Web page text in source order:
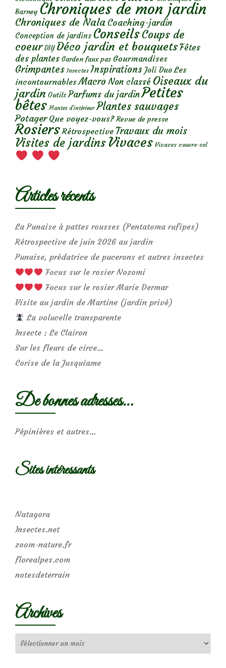
Barney Chroniques de mon jardin
Chroniques de Nala Coaching-jardin
Conception de jardins ConseilsCoups de
coeur DIY Déco jardin et bouquetsFêtes
des plantes Garden faux pas Gourmandises
Grimpantes Insectes Inspirations Joli Duo Les
incontournables Macro Non classé Oiseaux du
jardin Outils Parfums du jardinPetites
bêtes Plantes d’intérieur Plantes sauvages
Potager Que voyez-vous? Revue de presse
Rosiers Rétrospective Travaux du mois
Visites de jardins Vivaces Vivaces couvre-sol
Articles récents
La Punaise à pattes rousses (Pentatoma rufipes)
Rétrospective de juin 2026 au jardin
Punaise, prédatrice de pucerons et autres insectes
Focus sur le rosier Nozomi
Focus sur le rosier Marie Dermar
Visite au jardin de Martine (jardin privé)
La volucelle transparente
Insecte : Le Clairon
Sur les fleurs de circe…
Corise de la Jusquiame
De bonnes adresses…
Pépinières et autres…
Sites intéressants
Natagora
Insectes.net
zoom-nature.fr
florealpes.com
notesdeterrain
Archives